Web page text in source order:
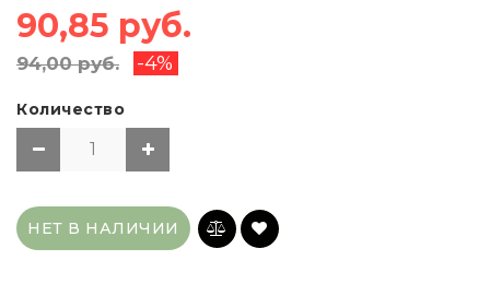
90,85 руб.
94,00 руб. -4%
Количество
НЕТ В НАЛИЧИИ